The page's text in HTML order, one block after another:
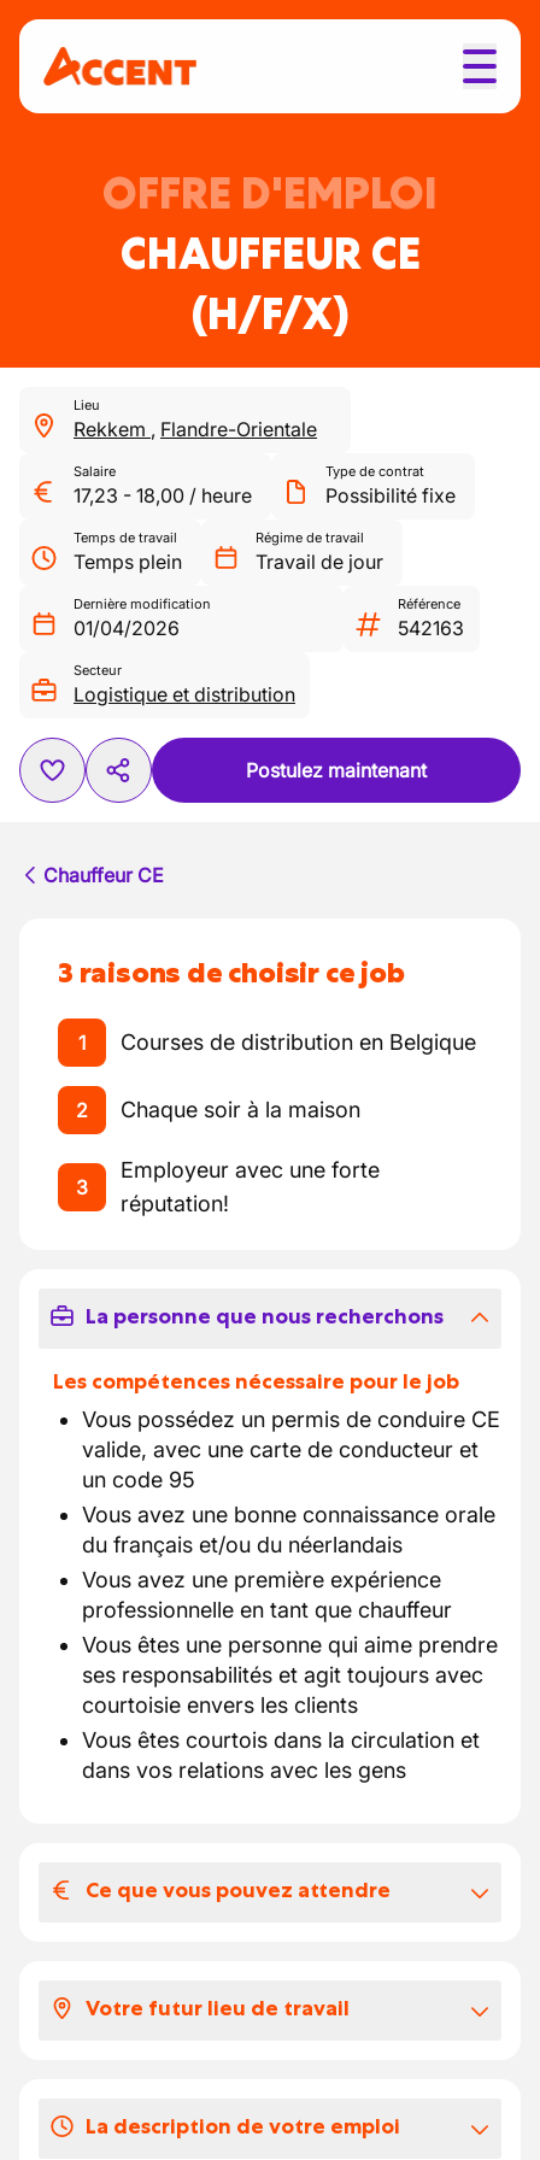
OFFRE D'EMPLOI
CHAUFFEUR CE
(H/F/X)
Lieu
Rekkem , Flandre-Orientale
Salaire
17,23 - 18,00 / heure
Type de contrat
Possibilité fixe
Temps de travail
Temps plein
Régime de travail
Travail de jour
Dernière modification
01/04/2026
Référence
542163
Secteur
Logistique et distribution
Postulez maintenant
Chauffeur CE
3 raisons de choisir ce job
1 Courses de distribution en Belgique
2 Chaque soir à la maison
3
Employeur avec une forte
réputation!
La personne que nous recherchons
Les compétences nécessaire pour le job
Vous possédez un permis de conduire CE
valide, avec une carte de conducteur et
un code 95
Vous avez une bonne connaissance orale
du français et/ou du néerlandais
Vous avez une première expérience
professionnelle en tant que chauffeur
Vous êtes une personne qui aime prendre
ses responsabilités et agit toujours avec
courtoisie envers les clients
Vous êtes courtois dans la circulation et
dans vos relations avec les gens
Ce que vous pouvez attendre
Ce à quoi vous pouvez vous attendre :
vous recevez 6 € en chèques-repas par
jour travaillé
Votre futur lieu de travail
La description de votre emploi